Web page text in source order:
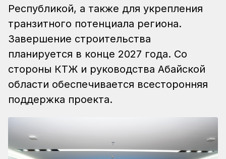
Республикой, а также для укрепления
транзитного потенциала региона.
Завершение строительства
планируется в конце 2027 года. Со
стороны КТЖ и руководства Абайской
области обеспечивается всесторонняя
поддержка проекта.